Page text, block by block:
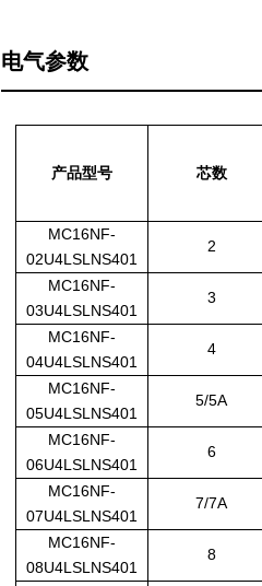
电气参数
产品型号 芯数
MC16NF-
02U4LSLNS401
2
MC16NF-
03U4LSLNS401
3
MC16NF-
04U4LSLNS401
4
MC16NF-
05U4LSLNS401
5/5A
MC16NF-
06U4LSLNS401
6
MC16NF-
07U4LSLNS401
7/7A
MC16NF-
08U4LSLNS401
8